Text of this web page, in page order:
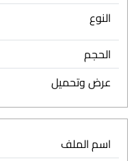
النوع
الحجم
عرض وتحميل
اسم الملف